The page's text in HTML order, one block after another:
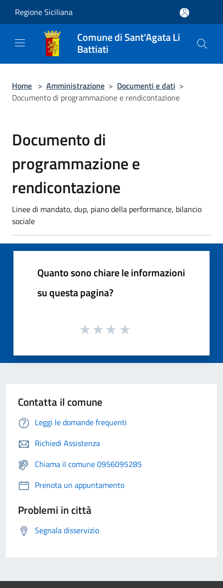
Regione Siciliana
Comune di Sant'Agata Li
Battiati
Home > Amministrazione > Documenti e dati >
Documento di programmazione e rendicontazione
Documento di
programmazione e
rendicontazione
Linee di mandato, dup, piano della performance, bilancio
sociale
Quanto sono chiare le informazioni
su questa pagina?
Contatta il comune
Leggi le domande frequenti
Richiedi Assistenza
Chiama il comune 0956095285
Prenota un appuntamento
Problemi in città
Segnala disservizio